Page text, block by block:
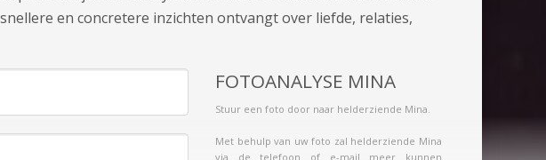
en concretere inzichten ontvangt over liefde, relaties,
FOTOANALYSE MINA
Stuur een foto door naar helderziende Mina.
Met behulp van uw foto zal helderziende Mina
via de telefoon of e-mail meer kunnen